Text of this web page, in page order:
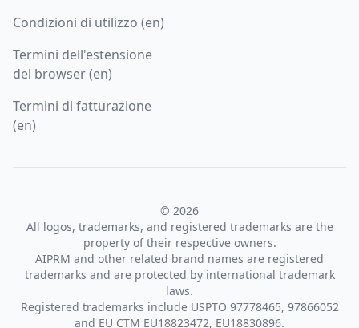
Condizioni di utilizzo (en)
Termini dell'estensione
del browser (en)
Termini di fatturazione
(en)
© 2026
All logos, trademarks, and registered trademarks are the
property of their respective owners.
AIPRM and other related brand names are registered
trademarks and are protected by international trademark
laws.
Registered trademarks include USPTO 97778465, 97866052
and EU CTM EU18823472, EU18830896.